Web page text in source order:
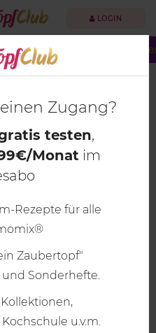
LOGIN
Club – jetzt 40 %
2-2025
Zugang?
testen,
Monat im
Rezepte für alle
Zaubertopf"
und Sonderhefte.
u.v.m.